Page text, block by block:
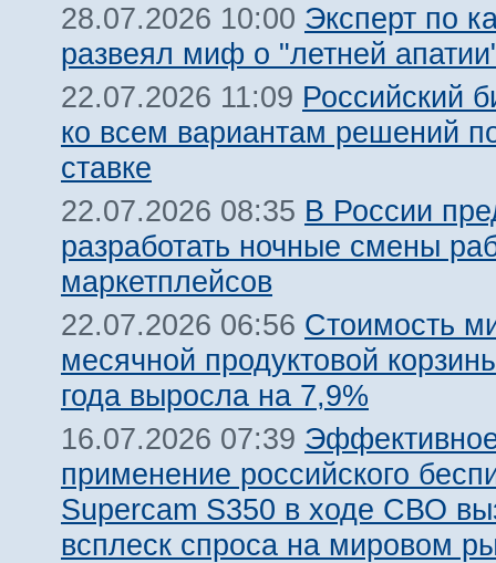
28.07.2026 10:00 Эксперт по
развеял миф о "летней
22.07.2026 11:09 Российский
ко всем вариантам решений
ставке
22.07.2026 08:35 В России
разработать ночные смены
маркетплейсов
22.07.2026 06:56 Стоимость
месячной продуктовой
года выросла на 7,9%
16.07.2026 07:39
применение российского
Supercam S350 в ходе СВО
всплеск спроса на мировом